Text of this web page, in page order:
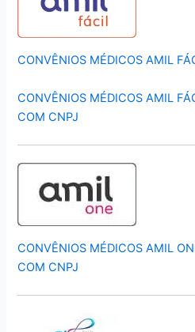
CONVÊNIOS MÉDICOS AMIL
CONVÊNIOS MÉDICOS AMIL
COM CNPJ
CONVÊNIOS MÉDICOS AMIL
COM CNPJ